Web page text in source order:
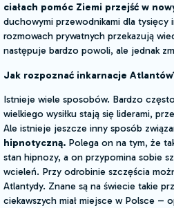
ciałach pomóc Ziemi przejść w
duchowymi przewodnikami dla tysięcy
rozmowach prywatnych przekazują
następuje bardzo powoli, ale jednak
Jak rozpoznać inkarnacje
Istnieje wiele sposobów. Bardzo
wielkiego wysiłku stają się liderami,
Ale istnieje jeszcze inny sposób
hipnotyczną. Polega on na tym, że
stan hipnozy, a on przypomina sobie
wcieleń. Przy odrobinie szczęścia
Atlantydy. Znane są na świecie takie
ciekawszych miał miejsce w Polsce –